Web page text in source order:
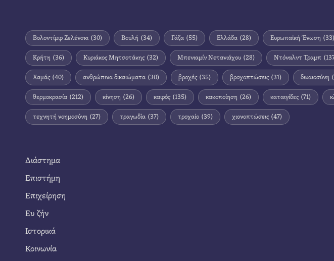
Βολοντίμιρ Ζελένσκι (30) Βουλή (34) Γάζα (55) Ελλάδα (28) Ευρωπαϊκή Ένωση (33)
Κρήτη (36) Κυριάκος Μητσοτάκης (32) Μπενιαμίν Νετανιάχου (28) Ντόναλντ Τραμπ
Χαμάς (40) ανθρώπινα δικαιώματα (30) βροχές (35) βροχοπτώσεις (31) δικαιοσύνη
θερμοκρασία (212) κίνηση (26) καιρός (135) κακοποίηση (26) καταιγίδες (71)
τεχνητή νοημοσύνη (27) τραγωδία (37) τροχαίο (39) χιονοπτώσεις (47)
Διάστημα
Επιστήμη
Επιχείρηση
Ευ ζήν
Ιστορικά
Κοινωνία